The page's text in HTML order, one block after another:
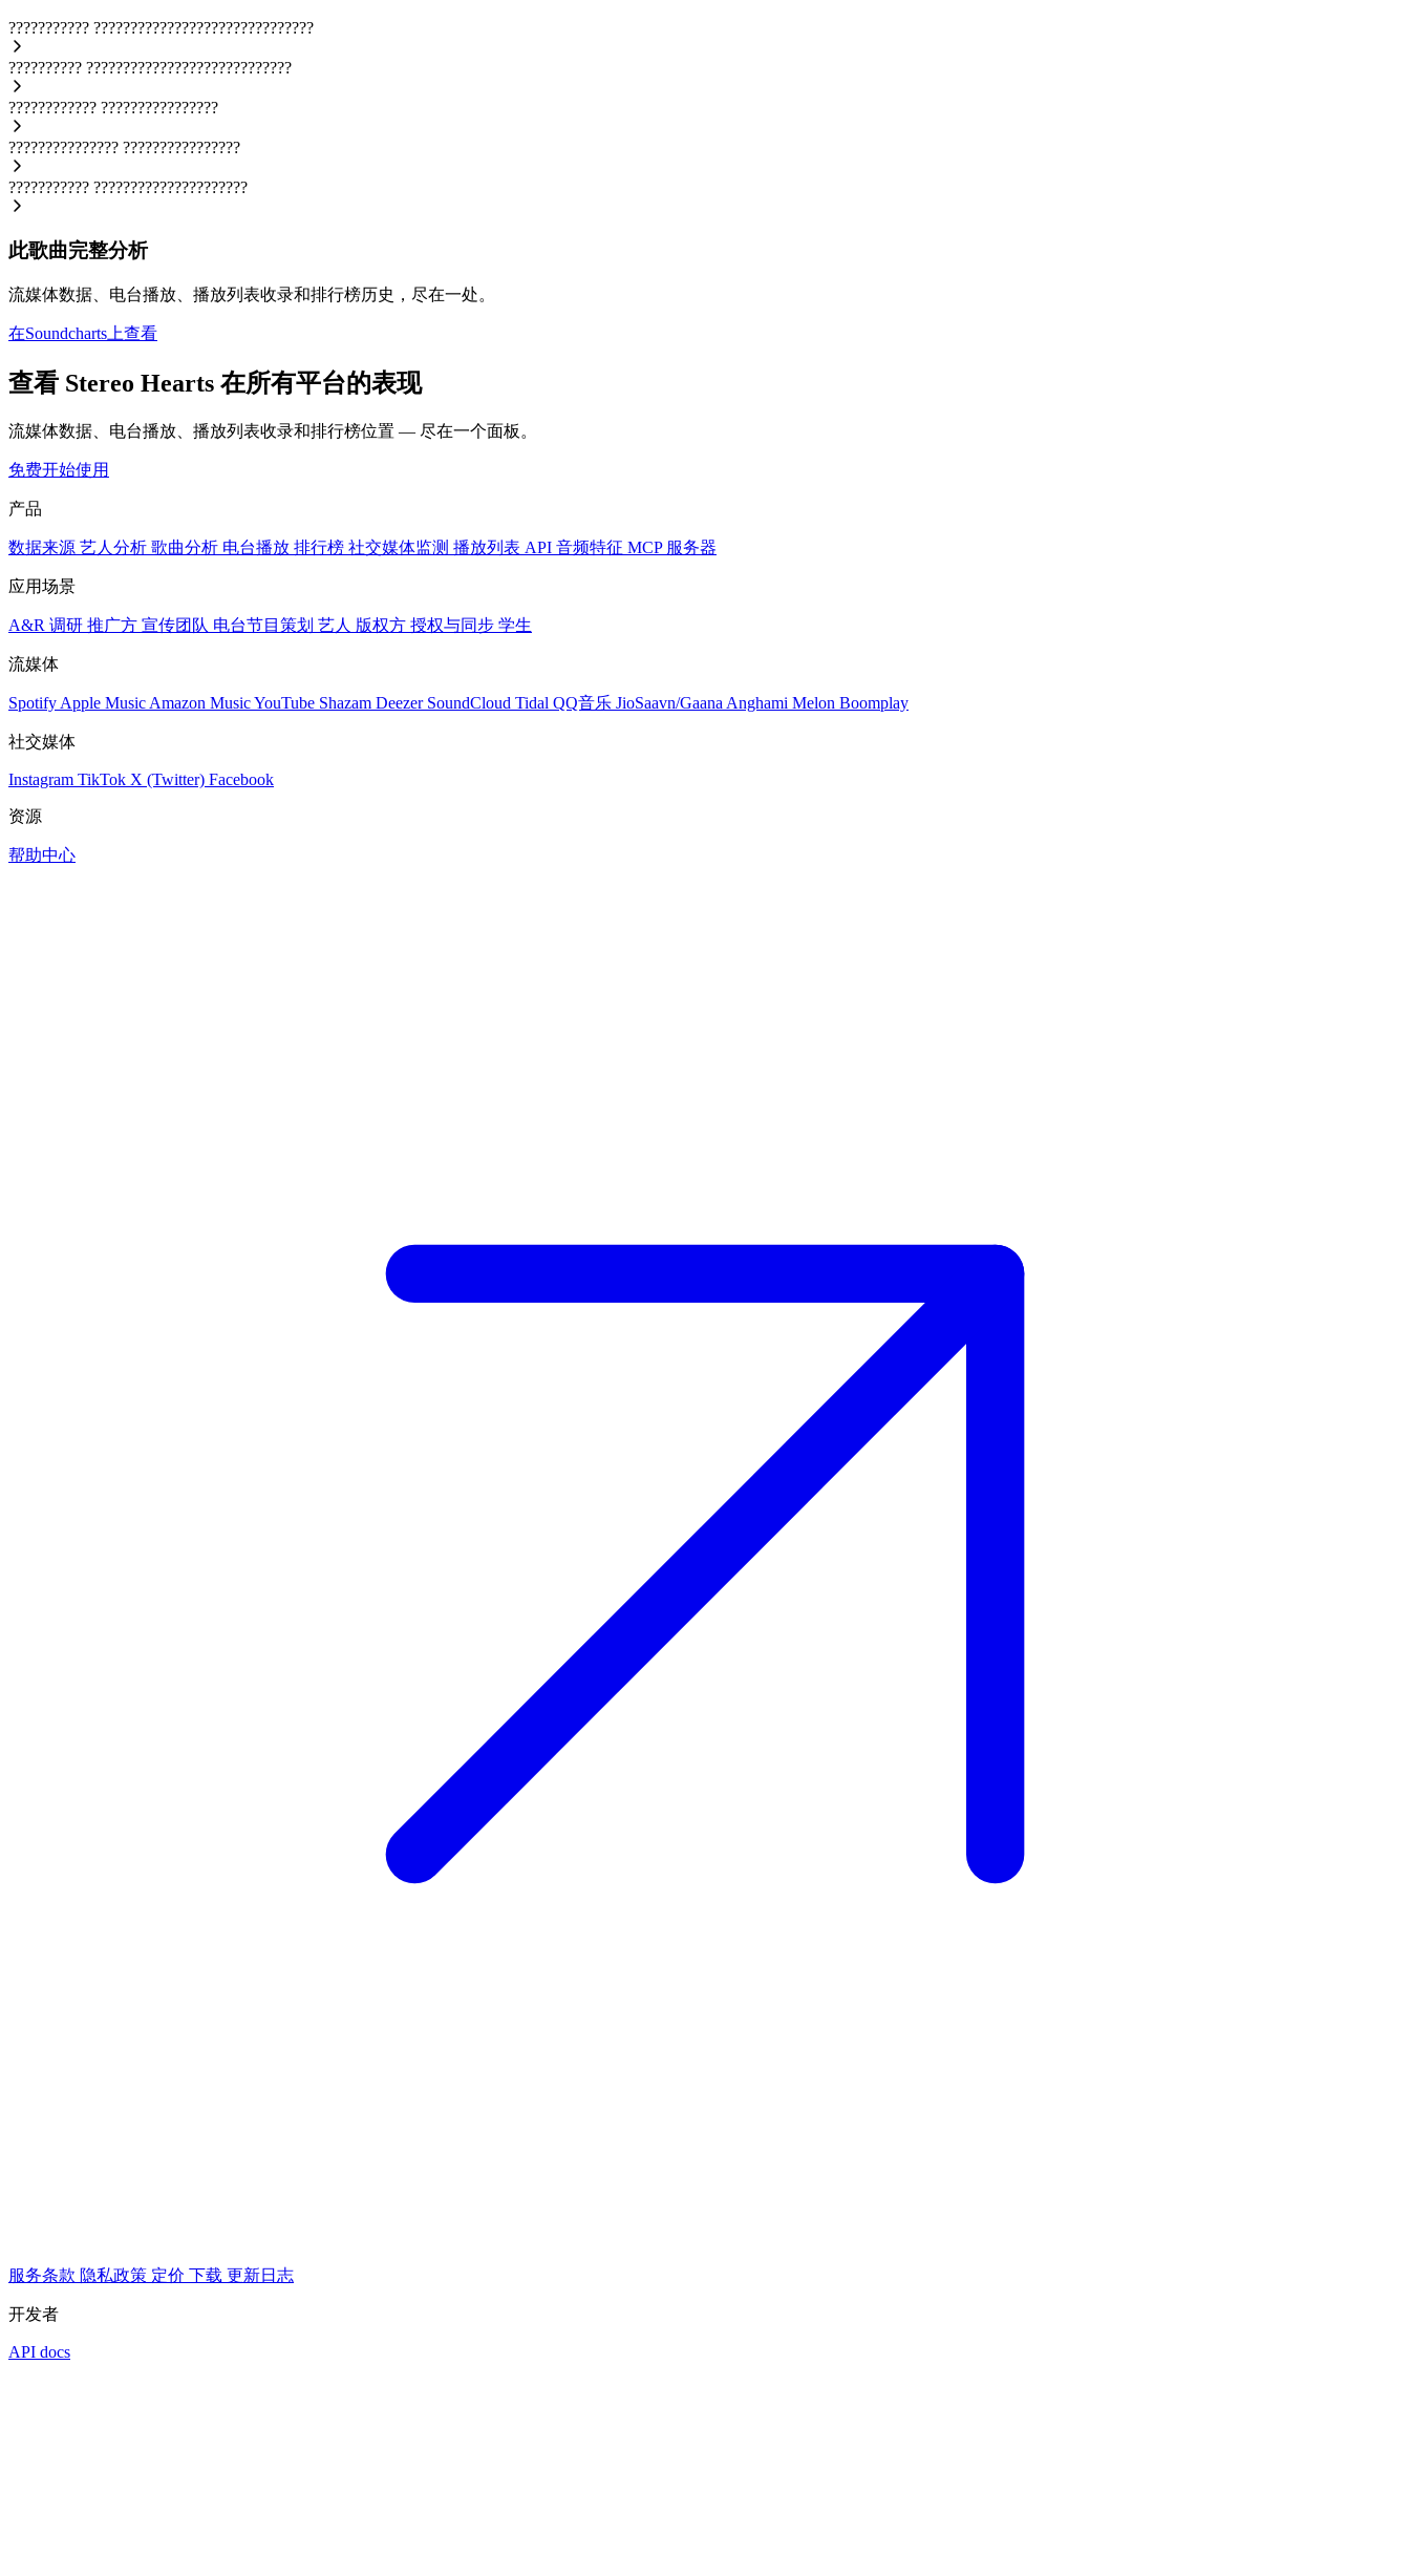
??????????? ??????????????????????????????
?????????? ????????????????????????????
???????????? ????????????????
??????????????? ????????????????
??????????? ?????????????????????
此歌曲完整分析
流媒体数据、电台播放、播放列表收录和排行榜历史，尽在一处。
在Soundcharts上查看
查看 Stereo Hearts 在所有平台的表现
流媒体数据、电台播放、播放列表收录和排行榜位置 — 尽在一个面板。
免费开始使用
产品
数据来源 艺人分析 歌曲分析 电台播放 排行榜 社交媒体监测 播放列表 API 音频特征 MCP 服务器
应用场景
A&R 调研 推广方 宣传团队 电台节目策划 艺人 版权方 授权与同步 学生
流媒体
Spotify Apple Music Amazon MusicYouTube Shazam Deezer SoundCloud Tidal QQ音乐 JioSaavn/Gaana Anghami Melon Boomplay
社交媒体
Instagram TikTok X (Twitter) Facebook
资源
帮助中心
服务条款 隐私政策 定价 下载 更新日志
开发者
API docs